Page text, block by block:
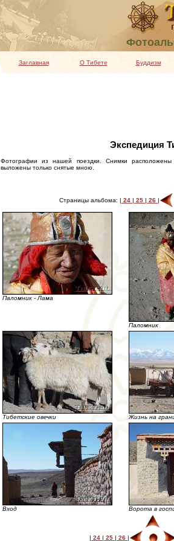
Заглавная О Тибете Буддизм
Экспедиция
Фотографии из нашей поездки. Снимки расположены
выложены только снятые мною.
Страницы альбома: | 24 | 25 | 26 |
Паломник - Лама
Паломник
Тибетские овечки Жизнь на
Вход Ворота в
| 24 | 25 | 26 |